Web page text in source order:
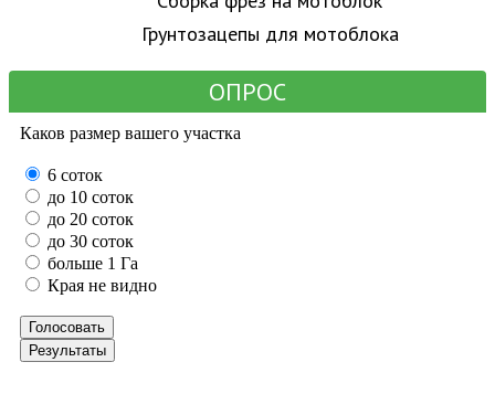
Грунтозацепы для мотоблока
ОПРОС
Каков размер вашего участка
6 соток
до 10 соток
до 20 соток
до 30 соток
больше 1 Га
Края не видно
Голосовать
Результаты